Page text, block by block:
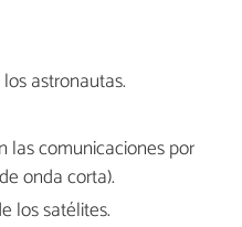
astronautas.
las comunicaciones por
onda corta).
los satélites.